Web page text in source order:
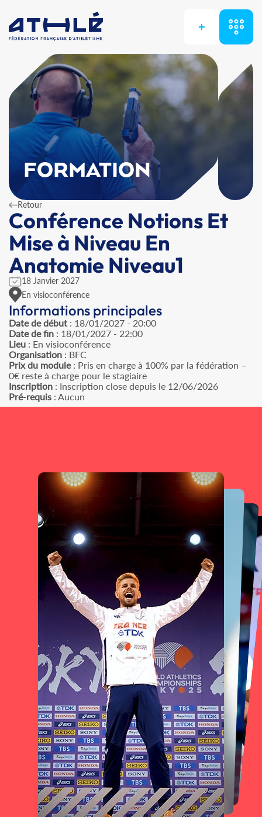
+
FORMATION
Retour
Conférence Notions Et
Mise à Niveau En
Anatomie Niveau1
18 Janvier 2027
En visioconférence
Informations principales
Date de début : 18/01/2027 - 20:00
Date de fin : 18/01/2027 - 22:00
Lieu : En visioconférence
Organisation : BFC
Prix du module: Pris en charge à 100% par la fédération –
0€ reste à charge pour le stagiaire
Inscription : Inscription close depuis le 12/06/2026
Pré-requis : Aucun